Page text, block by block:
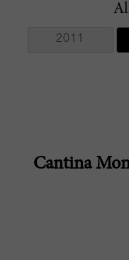
2011
Cantina